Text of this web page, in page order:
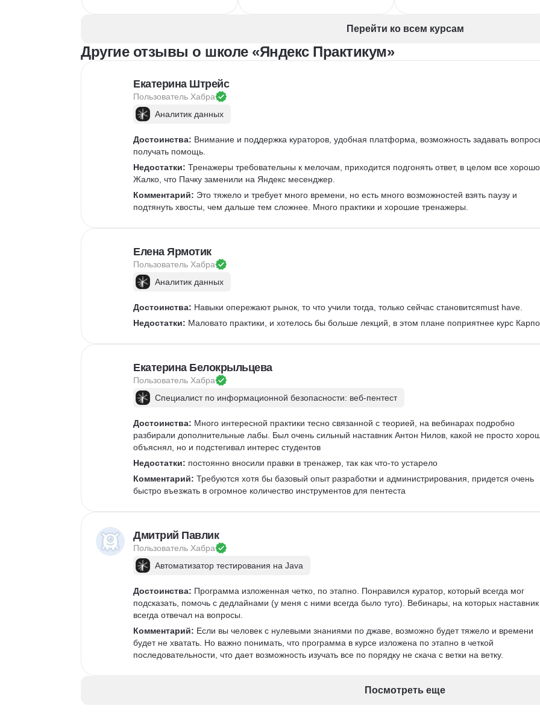
Pandas
Очистка данных
Извлечение данных
Аналитика данных
Юнит-экономика
Перейти ко всем курсам
Другие отзывы о школе «Яндекс Практикум»
Екатерина Штрейс
Пользователь Хабра
Аналитик данных
Достоинства: Внимание и поддержка кураторов, удобная платформа, возможность задавать
получать помощь.
Недостатки: Тренажеры требовательны к мелочам, приходится подгонять ответ, в целом все хорошо.
Жалко, что Пачку заменили на Яндекс месенджер.
Комментарий: Это тяжело и требует много времени, но есть много возможностей взять паузу и
подтянуть хвосты, чем дальше тем сложнее. Много практики и хорошие тренажеры.
Елена Ярмотик
Пользователь Хабра
Аналитик данных
Достоинства: Навыки опережают рынок, то что учили тогда, только сейчас становитсяmust have.
Недостатки: Маловато практики, и хотелось бы больше лекций, в этом плане поприятнее курс
Екатерина Белокрыльцева
Пользователь Хабра
Специалист по информационной безопасности: веб-пентест
Достоинства: Много интересной практики тесно связанной с теорией, на вебинарах подробно
разбирали дополнительные лабы. Был очень сильный наставник Антон Нилов, какой не просто
объяснял, но и подстегивал интерес студентов
Недостатки: постоянно вносили правки в тренажер, так как что-то устарело
Комментарий: Требуются хотя бы базовый опыт разработки и администрирования, придется очень
быстро въезжать в огромное количество инструментов для пентеста
Дмитрий Павлик
Пользователь Хабра
Автоматизатор тестирования на Java
Достоинства: Программа изложенная четко, по этапно. Понравился куратор, который всегда мог
подсказать, помочь с дедлайнами (у меня с ними всегда было туго). Вебинары, на которых наставник
всегда отвечал на вопросы.
Комментарий: Если вы человек с нулевыми знаниями по джаве, возможно будет тяжело и времени
будет не хватать. Но важно понимать, что программа в курсе изложена по этапно в четкой
последовательности, что дает возможность изучать все по порядку не скача с ветки на ветку.
Посмотреть еще